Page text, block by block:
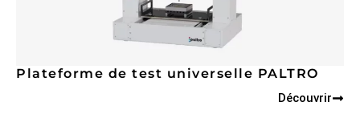
Plateforme de test universelle PALTRO
Découvrir